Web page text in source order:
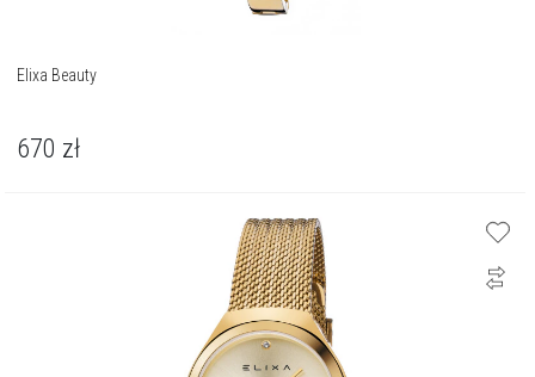
Elixa Beauty
670 zł